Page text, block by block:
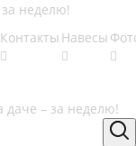
Контакты Навесы